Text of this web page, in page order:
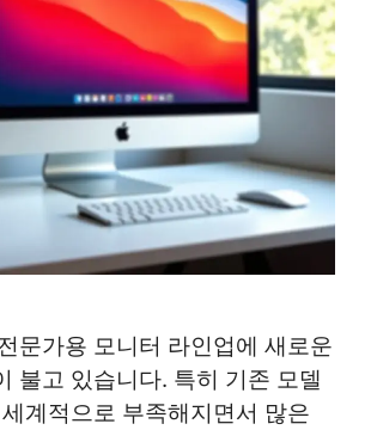
문가용 모니터 라인업에 새로운
불고 있습니다. 특히 기존 모델
계적으로 부족해지면서 많은